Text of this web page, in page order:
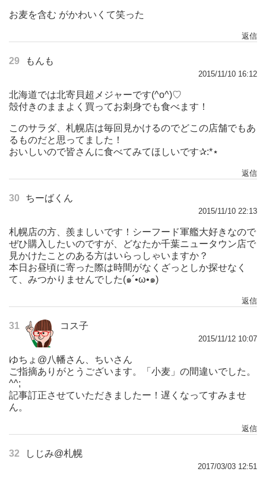
お麦を含む がかわいくて笑った
返信
29 もんも
2015/11/10 16:12
北海道では北寄貝超メジャーです(^o^)♡
殻付きのままよく買ってお刺身でも食べます！
このサラダ、札幌店は毎回見かけるのでどこの店舗でもあ
るものだと思ってました！
おいしいので皆さんに食べてみてほしいです✰:*⋆
返信
30 ちーばくん
2015/11/10 22:13
札幌店の方、羨ましいです！シーフード軍艦大好きなので
ぜひ購入したいのですが、どなたか千葉ニュータウン店で
見かけたことのある方はいらっしゃいますか？
本日お昼頃に寄った際は時間がなくざっとしか探せなく
て、みつかりませんでした(๑´•ω•๑)
返信
31 コス子
2015/11/12 10:07
ゆちょ@八幡さん、ちいさん
ご指摘ありがとうございます。「小麦」の間違いでした。
^^;
記事訂正させていただきましたー！遅くなってすみませ
ん。
返信
32 しじみ@札幌
2017/03/03 12:51